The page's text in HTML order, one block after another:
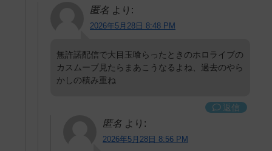
匿名 より:
2026年5月28日 8:48 PM
無許諾配信で大目玉喰らったときのホロライブの
カスムーブ見たらまあこうなるよね、過去のやら
かしの積み重ね
返信
匿名 より:
2026年5月28日 8:56 PM